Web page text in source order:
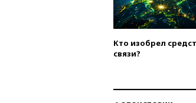
Кто изобрел
связи?